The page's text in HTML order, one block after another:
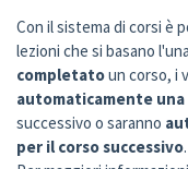
Con il sistema di corsi è
lezioni che si basano
completatoun corso, i
automaticamente
successivo o saranno
per il corso successivo.